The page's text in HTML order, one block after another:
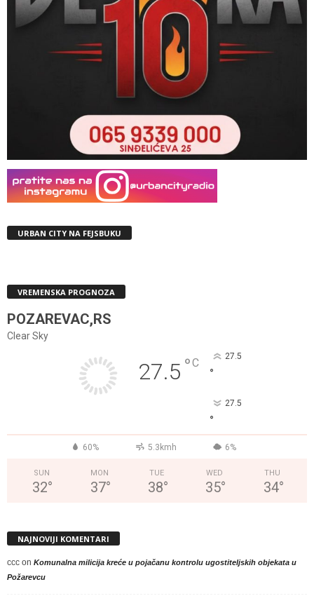
URBAN CITY NA FEJSBUKU
VREMENSKA PROGNOZA
POZAREVAC,RS
Clear Sky
27.5 °C 27.5
°
27.5
°
60% 5.3kmh 6%
SUN
32°
MON
37°
TUE
38°
WED
35°
THU
34°
NAJNOVIJI KOMENTARI
ccc on Komunalna milicija kreće u pojačanu kontrolu ugostiteljskih objekata u
Požarevcu